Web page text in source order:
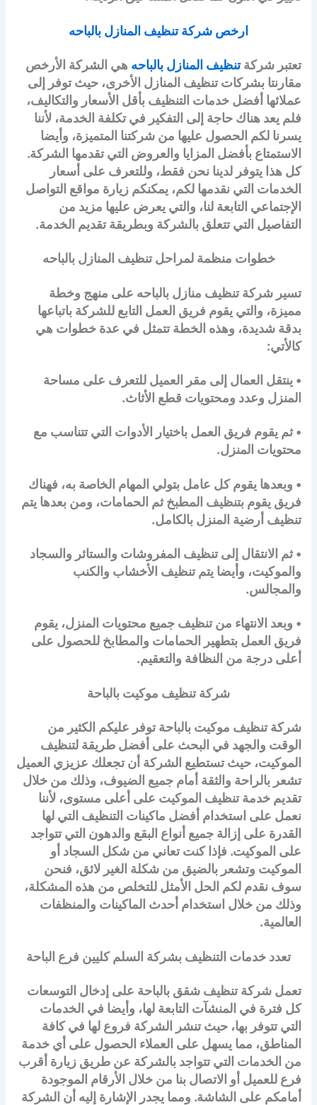
ارخص شركة تنظيف المنازل بالباحه
تعتبر شركةتنظيف المنازل بالباحه هي الشركة الأرخص
مقارنتا بشركات تنظيف المنازل الأخرى، حيث توفر إلى
عملائها أفضل خدمات التنظيف بأقل الأسعار والتكاليف،
فلم يعد هناك حاجة إلى التفكير في تكلفة الخدمة، لأننا
يسرنا لكم الحصول عليها من شركتنا المتميزة، وأيضا
الاستمتاع بأفضل المزايا والعروض التي تقدمها الشركة.
كل هذا يتوفر لدينا نحن فقط، وللتعرف على أسعار
الخدمات التي نقدمها لكم، يمكنكم زيارة مواقع التواصل
الإجتماعي التابعة لنا، والتي يعرض عليها مزيد من
التفاصيل التي تتعلق بالشركة وبطريقة تقديم الخدمة.
خطوات منظمة لمراحل تنظيف المنازل بالباحه
تسير شركة تنظيف منازل بالباحه على منهج وخطة
مميزة، والتي يقوم فريق العمل التابع للشركة باتباعها
بدقة شديدة، وهذه الخطة تتمثل في عدة خطوات هي
كالأتي:
• ينتقل العمال إلى مقر العميل للتعرف على مساحة
المنزل وعدد ومحتويات قطع الأثاث.
• ثم يقوم فريق العمل باختيار الأدوات التي تتناسب مع
محتويات المنزل.
• وبعدها يقوم كل عامل بتولي المهام الخاصة به، فهناك
فريق يقوم بتنظيف المطبخ ثم الحمامات، ومن بعدها يتم
تنظيف أرضية المنزل بالكامل.
• ثم الانتقال إلى تنظيف المفروشات والستائر والسجاد
والموكيت، وأيضا يتم تنظيف الأخشاب والكنب
والمجالس.
• وبعد الانتهاء من تنظيف جميع محتويات المنزل، يقوم
فريق العمل بتطهير الحمامات والمطابخ للحصول على
أعلى درجة من النظافة والتعقيم.
شركة تنظيف موكيت بالباحة
شركة تنظيف موكيت بالباحة توفر عليكم الكثير من
الوقت والجهد في البحث على أفضل طريقة لتنظيف
الموكيت، حيث تستطيع الشركة أن تجعلك عزيزي العميل
تشعر بالراحة والثقة أمام جميع الضيوف، وذلك من خلال
تقديم خدمة تنظيف الموكيت على أعلى مستوى، لأننا
نعمل على استخدام أفضل ماكينات التنظيف التي لها
القدرة على إزالة جميع أنواع البقع والدهون التي تتواجد
على الموكيت. فإذا كنت تعاني من شكل السجاد أو
الموكيت وتشعر بالضيق من شكلة الغير لائق، فنحن
سوف نقدم لكم الحل الأمثل للتخلص من هذه المشكلة،
وذلك من خلال استخدام أحدث الماكينات والمنظفات
العالمية.
تعدد خدمات التنظيف بشركة السلم كليين فرع الباحة
تعمل شركة تنظيف شقق بالباحة على إدخال التوسعات
كل فترة في المنشآت التابعة لها، وأيضا في الخدمات
التي تتوفر بها، حيث تنشر الشركة فروع لها في كافة
المناطق، مما يسهل على العملاء الحصول على أي خدمة
من الخدمات التي تتواجد بالشركة عن طريق زيارة أقرب
فرع للعميل أو الاتصال بنا من خلال الأرقام الموجودة
أمامكم على الشاشة. ومما يجدر الإشارة إليه أن الشركة